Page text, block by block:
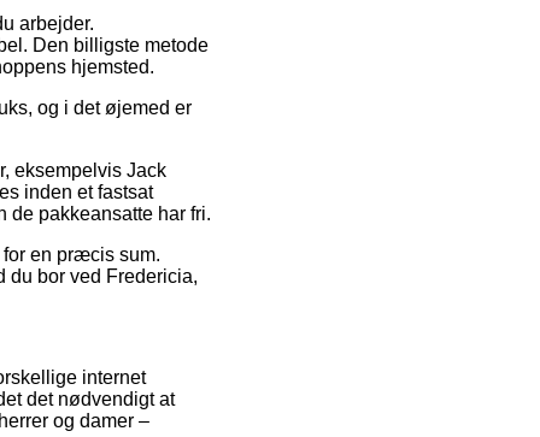
arbejder.
Den billigste metode
hjemsted.
og i det øjemed er
eksempelvis Jack
inden et fastsat
de pakkeansatte har fri.
en præcis sum.
du bor ved Fredericia,
internet
det nødvendigt at
og damer –